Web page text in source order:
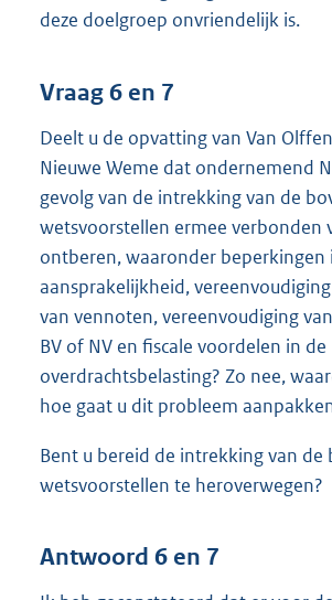
e
k
:
deze doelgroep onvriendelijk is.
Vraag 6 en 7
Deelt u de opvatting van Van
Nieuwe Weme dat ondernemend
gevolg van de intrekking van de
wetsvoorstellen ermee verbonden
ontberen, waaronder beperkingen
aansprakelijkheid,
van vennoten, vereenvoudiging
BV of NV en fiscale voordelen in de
overdrachtsbelasting? Zo nee,
hoe gaat u dit probleem
Bent u bereid de intrekking van de
wetsvoorstellen te heroverwegen?
Antwoord 6 en 7